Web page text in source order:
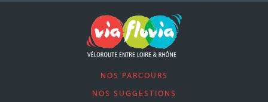
NOS PARCOURS
NOS SUGGESTIONS